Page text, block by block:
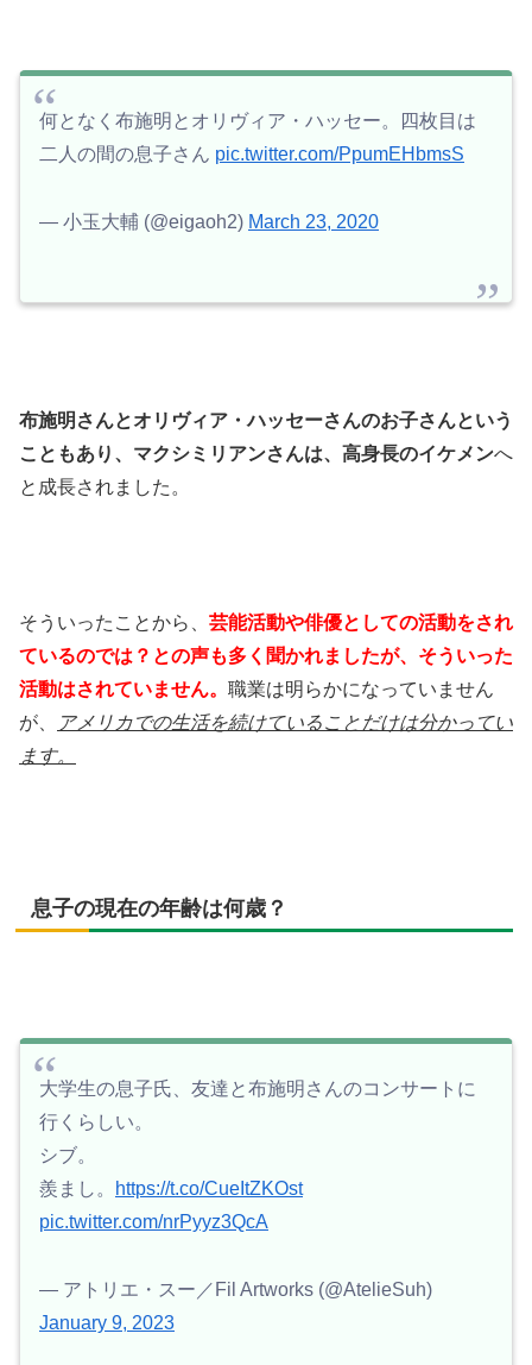
何となく布施明とオリヴィア・ハッセー。四枚目は
二人の間の息子さん pic.twitter.com/PpumEHbmsS
— 小玉大輔 (@eigaoh2) March 23, 2020
布施明さんとオリヴィア・ハッセーさんのお子さんという
こともあり、マクシミリアンさんは、高身長のイケメンへ
と成長されました。
そういったことから、 芸能活動や俳優としての活動をされ
ているのでは？との声も多く聞かれましたが、そういった
活動はされていません。 職業は明らかになっていません
が、
アメリカでの生活を続けていることだけは分かってい
ます。
息子の現在の年齢は何歳？
大学生の息子氏、友達と布施明さんのコンサートに
行くらしい。
シブ。
羨まし。
https://t.co/CueItZKOst
pic.twitter.com/nrPyyz3QcA
— アトリエ・スー／Fil Artworks (@AtelieSuh)
January 9, 2023